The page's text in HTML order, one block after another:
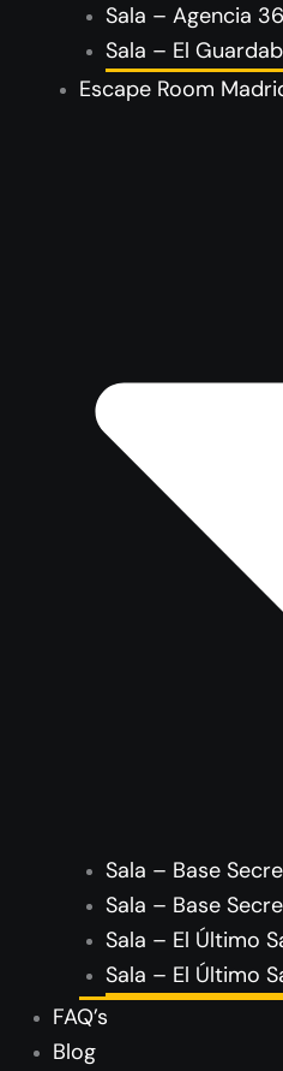
Sala – Agencia
Sala – El
Escape Room
Sala – Base
Sala – Base
Sala – El Último
Sala – El Último
FAQ’s
Blog